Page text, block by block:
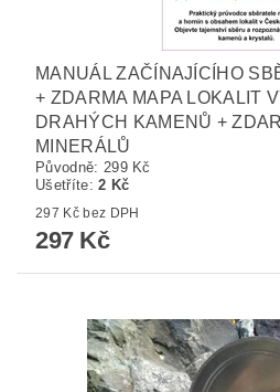
MANUÁL ZAČÍNAJÍCÍHO
+ ZDARMA MAPA LOKALIT
DRAHÝCH KAMENŮ +
MINERÁLŮ
Původně: 299 Kč
Ušetříte:2 Kč
297 Kč bez DPH
297 Kč